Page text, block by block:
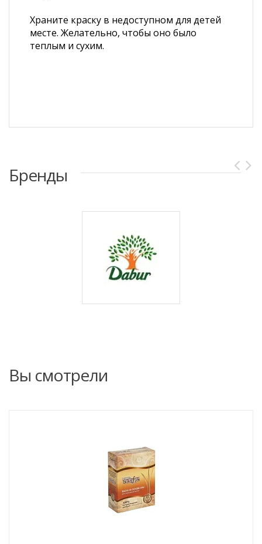
Храните краску в недоступном для детей
месте. Желательно, чтобы оно было
теплым и сухим.
Бренды
Вы смотрели